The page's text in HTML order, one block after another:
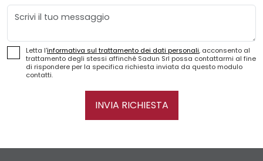
Messaggio
Letta l'informativa sul trattamento dei dati personali, acconsento al
trattamento degli stessi affinché Sadun Srl possa contattarmi al fine
di rispondere per la specifica richiesta inviata da questo modulo
contatti.
INVIA RICHIESTA